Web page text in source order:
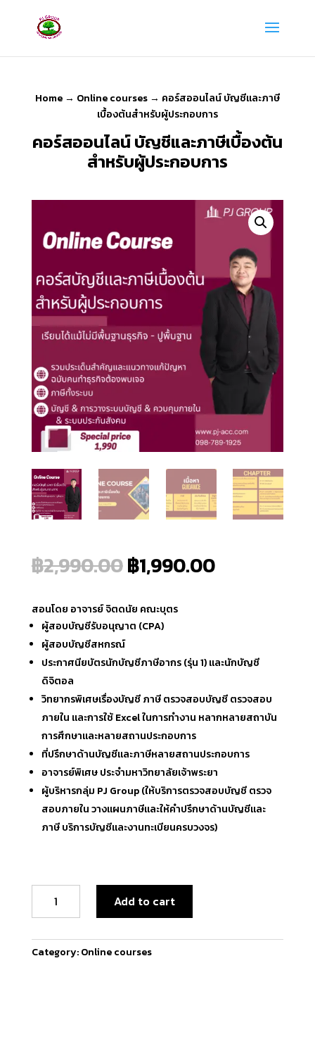
Home→ Online courses→ คอร์สออนไลน์ บัญชีและภาษี
เบื้องต้นสำหรับผู้ประกอบการ
คอร์สออนไลน์ บัญชีและภาษีเบื้องต้น
สำหรับผู้ประกอบการ
฿2,990.00Original
price
was:
฿2,990.00.
฿1,990.00Current
สอนโดย อาจารย์ จิตดนัย คณะบุตร
ผู้สอบบัญชีรับอนุญาต (CPA)
ผู้สอบบัญชีสหกรณ์
ประกาศนียบัตรนักบัญชีภาษีอากร (รุ่น 1) และนักบัญชี
ดิจิตอล
วิทยากรพิเศษเรื่องบัญชี ภาษี ตรวจสอบบัญชี ตรวจสอบ
ภายใน และการใช้ Excel ในการทำงาน หลากหลายสถาบัน
การศึกษาและหลายสถานประกอบการ
ที่ปรึกษาด้านบัญชีและภาษีหลายสถานประกอบการ
อาจารย์พิเศษ ประจำมหาวิทยาลัยเจ้าพระยา
ผู้บริหารกลุ่ม PJ Group (ให้บริการตรวจสอบบัญชี ตรวจ
สอบภายใน วางแผนภาษีและให้คำปรึกษาด้านบัญชีและ
ภาษี บริการบัญชีและงานทะเบียนครบวงจร)
ออนไลน์
และ
ภาษี
Add to cart
Category:Online courses